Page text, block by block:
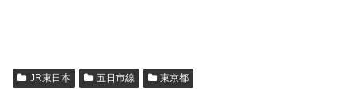
JR東日本 五日市線 東京都